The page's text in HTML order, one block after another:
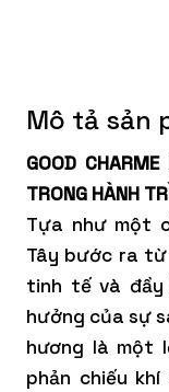
Mô tả sản
GOOD
TRONG HÀNH
Tựa như một
Tây bước ra
tinh tế và đầy
hưởng của sự
hương là một
phản chiếu